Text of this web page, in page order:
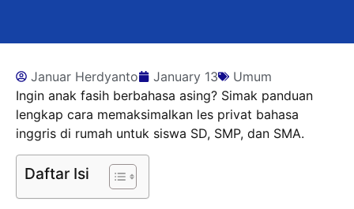
Januar Herdyanto January 13
Umum
Ingin anak fasih berbahasa asing? Simak panduan
lengkap cara memaksimalkan les privat bahasa
inggris di rumah untuk siswa SD, SMP, dan SMA.
Daftar Isi